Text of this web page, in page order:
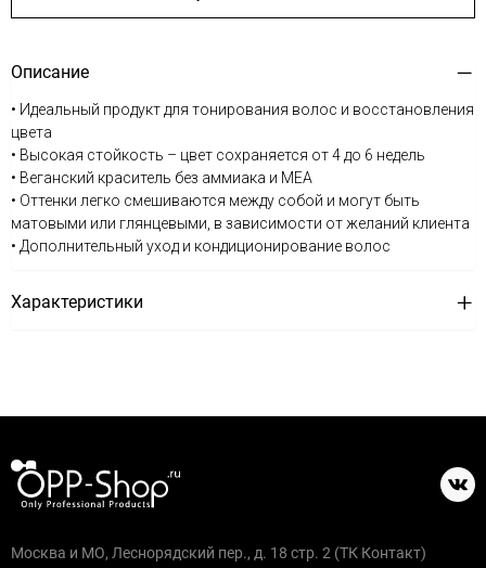
Описание
• Идеальный продукт для тонирования волос и восстановления
цвета
• Высокая стойкость – цвет сохраняется от 4 до 6 недель
• Веганский краситель без аммиака и MEA
• Оттенки легко смешиваются между собой и могут быть
матовыми или глянцевыми, в зависимости от желаний клиента
• Дополнительный уход и кондиционирование волос
Характеристики
Москва и МО, Леснорядский пер., д. 18 стр. 2 (ТК Контакт)